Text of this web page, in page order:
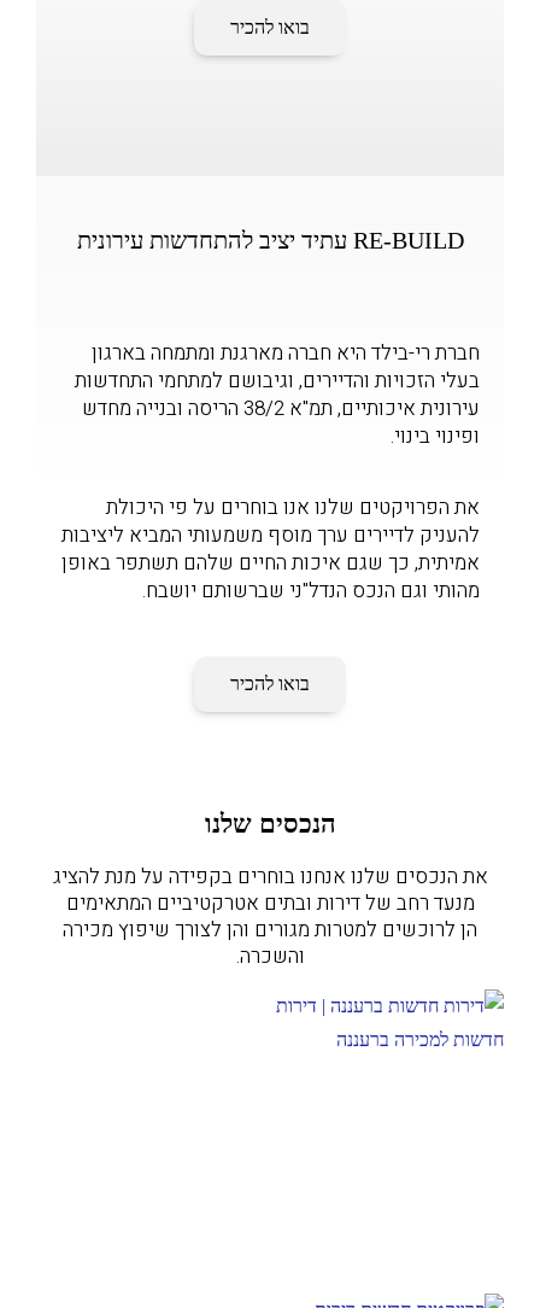
בואו להכיר
RE-BUILD עתיד יציב להתחדשות עירונית
חברת רי-בילד היא חברה מארגנת ומתמחה בארגון
בעלי הזכויות והדיירים, וגיבושם למתחמי התחדשות
עירונית איכותיים, תמ"א 38/2 הריסה ובנייה מחדש
ופינוי בינוי.
את הפרויקטים שלנו אנו בוחרים על פי היכולת
להעניק לדיירים ערך מוסף משמעותי המביא ליציבות
אמיתית, כך שגם איכות החיים שלהם תשתפר באופן
מהותי וגם הנכס הנדל"ני שברשותם יושבח.
בואו להכיר
הנכסים שלנו
את הנכסים שלנו אנחנו בוחרים בקפידה על מנת להציג
מנעד רחב של דירות ובתים אטרקטיביים המתאימים
הן לרוכשים למטרות מגורים והן לצורך שיפוץ מכירה
והשכרה.